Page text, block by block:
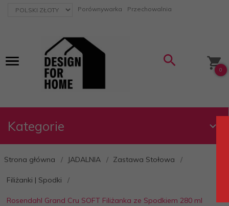
currency_h Porównywarka Przechowalnia
0
Kategorie
Strona główna JADALNIA Zastawa Stołowa
Filiżanki | Spodki
Rosendahl Grand Cru SOFT Filiżanka ze Spodkiem 280 ml